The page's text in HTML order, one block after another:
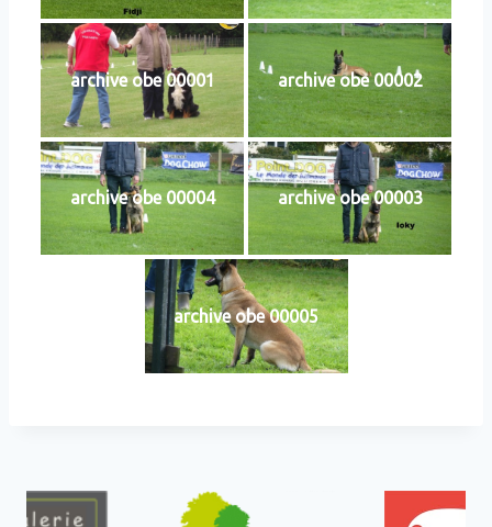
archive obe 00001 archive obe 00002
archive obe 00004 archive obe 00003
archive obe 00005